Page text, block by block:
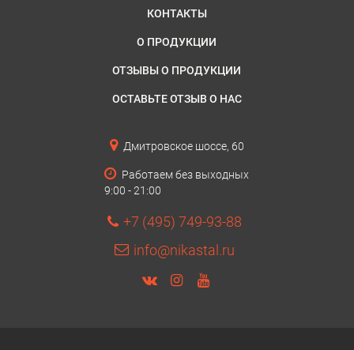
КОНТАКТЫ
О ПРОДУКЦИИ
ОТЗЫВЫ О ПРОДУКЦИИ
ОСТАВЬТЕ ОТЗЫВ О НАС
Дмитровское шоссе, 60
Работаем без выходных
9:00 - 21:00
+7 (495) 749-93-88
info@nikastal.ru